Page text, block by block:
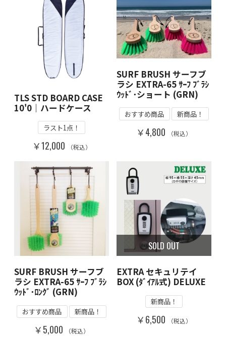
TLS STD BOARD CASE
10'0｜ハードケース
ラスト1点！
￥12,000 （税込）
SURF BRUSH サーフブ
ラシ EXTRA-65 ｻｰﾌ ﾌﾞﾗｼ
ｳｯﾄﾞ･ショート (GRN)
おすすめ商品 新商品！
￥4,800 （税込）
SURF BRUSH サーフブ
ラシ EXTRA-65 ｻｰﾌ ﾌﾞﾗｼ
ｳｯﾄﾞ･ﾛﾝｸﾞ (GRN)
おすすめ商品 新商品！
￥5,000 （税込）
SOLD OUT
EXTRA セキュリテイ
BOX (ﾀﾞｲｱﾙ式) DELUXE
新商品！
￥6,500 （税込）